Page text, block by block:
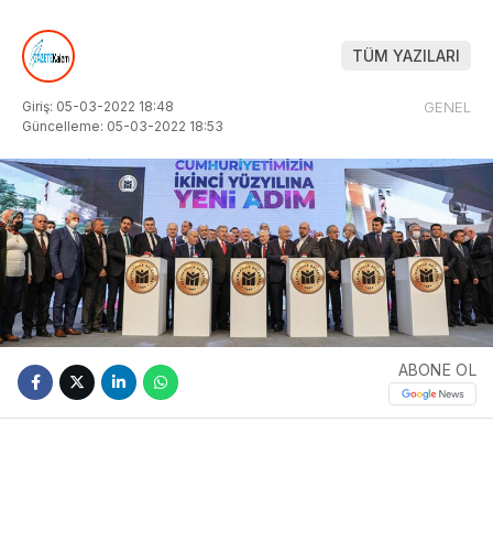
TÜM YAZILARI
Giriş: 05-03-2022 18:48
Güncelleme: 05-03-2022 18:53
GENEL
ABONE OL